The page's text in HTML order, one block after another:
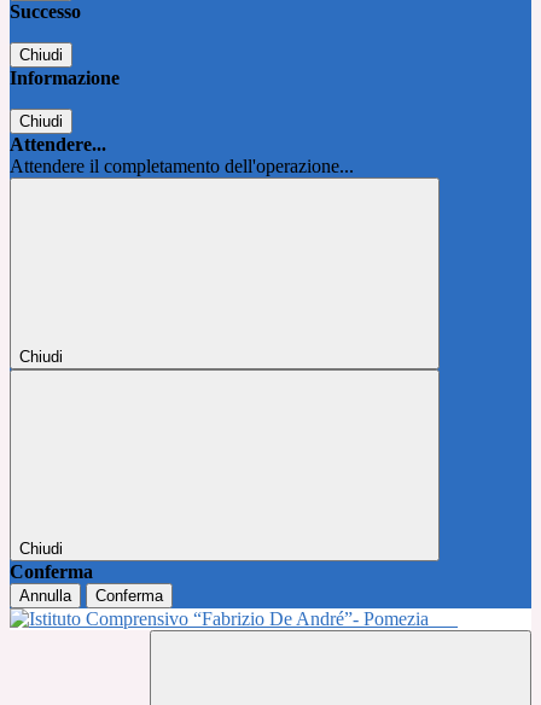
Successo
Chiudi
Informazione
Chiudi
Attendere...
Attendere il completamento dell'operazione...
Chiudi
Chiudi
Conferma
Annulla Conferma